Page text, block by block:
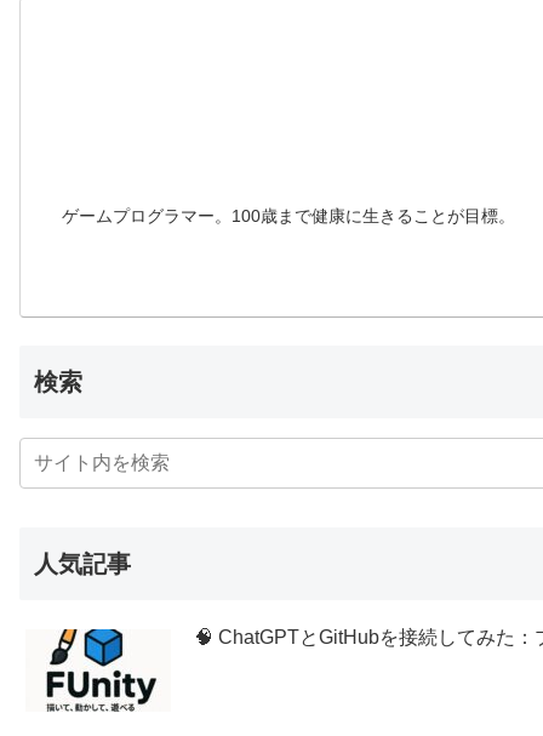
ゲームプログラマー。100歳まで健康に生きることが目標。
検索
人気記事
🧠 ChatGPTとGitHubを接続してみた